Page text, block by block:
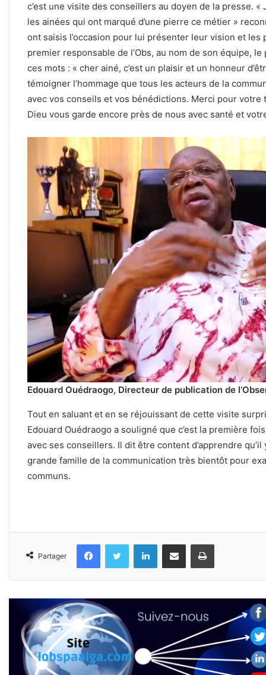
c’est une visite des conseillers au doyen de la presse.
les ainées qui ont marqué d’une pierre ce métier »
ont saisis l’occasion pour lui présenter leur vision et
premier responsable de l’Obs, au nom de son équipe,
ces mots : « cher ainé, c’est un plaisir et un honneur
témoigner l’hommage que tous les acteurs de la
avec vos conseils et vos bénédictions. Merci pour
Dieu vous garde encore près de nous avec santé et
Edouard Ouédraogo, Directeur de publication de
Tout en saluant et en se réjouissant de cette visite
Edouard Ouédraogo a souligné que c’est la première
avec ses conseillers. Il dit être content d’apprendre
grande famille de la communication très bientôt pour
communs.
Partager
FacebookTwitter LinkedinPartager par email Imprimer